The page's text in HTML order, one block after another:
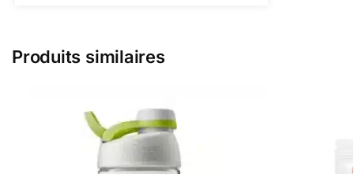
Produits similaires